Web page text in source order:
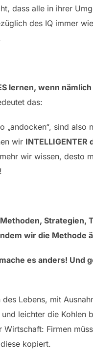
dass alle in ihrer
des IQ immer
lernen, wenn
das:
sind
wir INTELLIGENTER
wir wissen, desto
Methoden, Strategien,
wir die Methode
es anders! Und
Lebens, mit
leichter die Kohlen
Firmen
kopiert.